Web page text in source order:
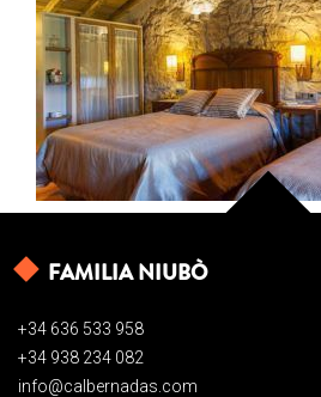
FAMILIA NIUBÒ
+34 636 533 958
+34 938 234 082
info@calbernadas.com